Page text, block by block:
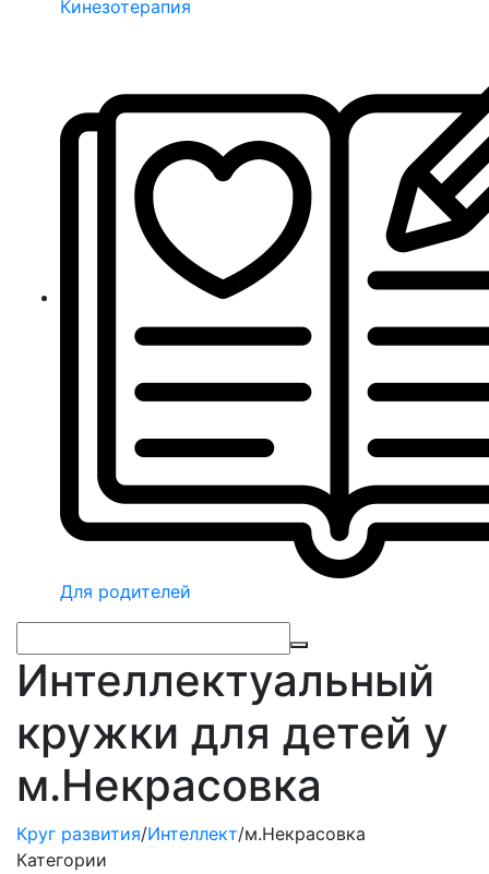
Кинезотерапия
Для родителей
Интеллектуальный
кружки для детей у
м.Некрасовка
Круг развития/Интеллект/м.Некрасовка
Категории